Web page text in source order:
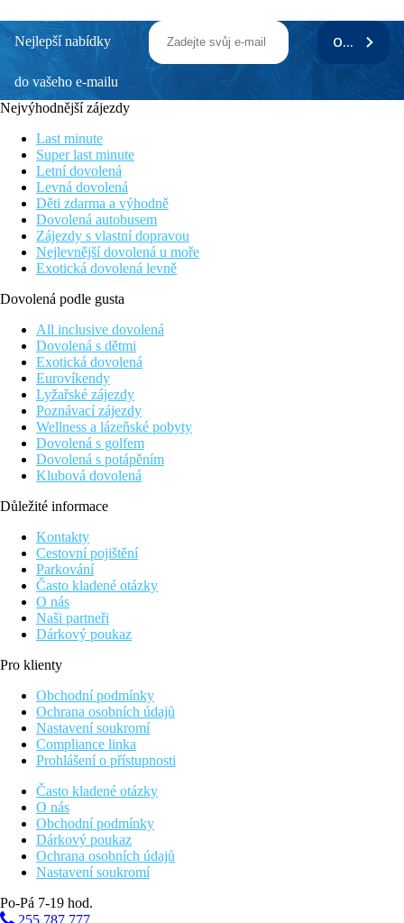
Nejlepší nabídky
do vašeho e-mailu
ODEBÍRAT
Nejvýhodnější zájezdy
Last minute
Super last minute
Letní dovolená
Levná dovolená
Děti zdarma a výhodně
Dovolená autobusem
Zájezdy s vlastní dopravou
Nejlevnější dovolená u moře
Exotická dovolená levně
Dovolená podle gusta
All inclusive dovolená
Dovolená s dětmi
Exotická dovolená
Eurovíkendy
Lyžařské zájezdy
Poznávací zájezdy
Wellness a lázeňské pobyty
Dovolená s golfem
Dovolená s potápěním
Klubová dovolená
Důležité informace
Kontakty
Cestovní pojištění
Parkování
Často kladené otázky
O nás
Naši partneři
Dárkový poukaz
Pro klienty
Obchodní podmínky
Ochrana osobních údajů
Nastavení soukromí
Compliance linka
Prohlášení o přístupnosti
Často kladené otázky
O nás
Obchodní podmínky
Dárkový poukaz
Ochrana osobních údajů
Nastavení soukromí
Po-Pá 7-19 hod.